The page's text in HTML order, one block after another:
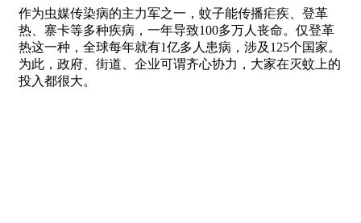
作为虫媒传染病的主力军之一，蚊子能传播疟疾、登革
热、寨卡等多种疾病，一年导致100多万人丧命。仅登革
热这一种，全球每年就有1亿多人患病，涉及125个国家。
为此，政府、街道、企业可谓齐心协力，大家在灭蚊上的
投入都很大。